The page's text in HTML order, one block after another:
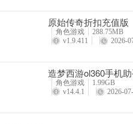
我是艾丝妲，受黑塔女士的委托管
如何面对各抒己见的科员，如
种刁难——黑塔女士不擅长的事，
毕竟指挥空间站…总比继承家业简
原始传奇折扣充值版
角色游戏
288.75MB
v1.9.411
2026-
造梦西游ol360手机
角色游戏
1.99GB
v14.4.1
2026-